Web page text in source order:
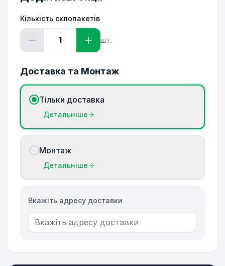
Кількість склопакетів
1 шт.
Доставка та Монтаж
Тільки доставка
Детальніше
Монтаж
Детальніше
Вкажіть адресу доставки